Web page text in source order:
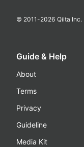
© 2011-2026 Qiita Inc.
Guide & Help
About
Terms
Privacy
Guideline
Media Kit